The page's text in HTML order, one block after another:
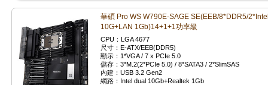
華碩 Pro WS W790E-SAGE SE(EEB/8*DDR5/
10G+LAN 1Gb)14+1+1功率級
CPU：LGA 4677
尺寸：E-ATX/EEB(DDR5)
顯示：1*VGA / 7 x PCIe 5.0
儲存：3*M.2(2*PCIe 5.0) / 8*SATA3 / 2*SlimSAS
內建：USB 3.2 Gen2
網路：Intel dual 10Gb+Realtek 1Gb